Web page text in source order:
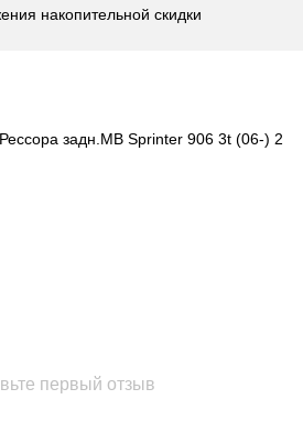
накопительной скидки
задн.МВ Sprinter 906 3t (06-) 2
первый отзыв